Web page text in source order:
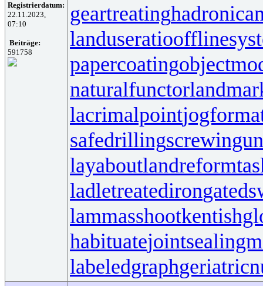
Registrierdatum:
22.11.2023,
07:10
Beiträge:
591758
geartreating
landuseratio
papercoating
naturalfunctor
lacrimalpoint
safedrilling
layaboutlandreform
ladletreatediron
lammasshoot
habituate
labeledgraph